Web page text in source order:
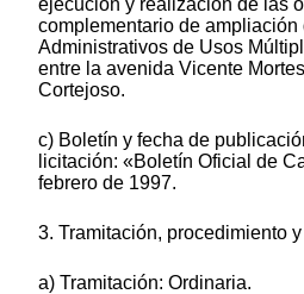
complementario de
Administrativos de Usos
entre la avenida Vicente
Cortejoso.
c) Boletín y fecha de
licitación: «Boletín Oficial de
febrero de 1997.
3. Tramitación, procedimiento
a) Tramitación: Ordinaria.